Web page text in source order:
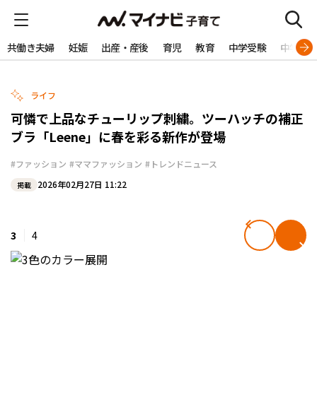
共働き夫婦 妊娠 出産・産後 育児 教育 中学受験 中学生
ライフ
可憐で上品なチューリップ刺繍。ツーハッチの補正
ブラ「Leene」に春を彩る新作が登場
#ファッション #ママファッション #トレンドニュース
掲載 2026年02月27日 11:22
3 4